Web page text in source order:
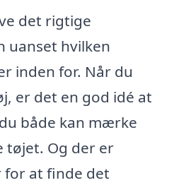
det rigtige
uanset hvilken
inden for. Når du
er det en god idé at
både kan mærke
tøjet. Og der er
for at finde det